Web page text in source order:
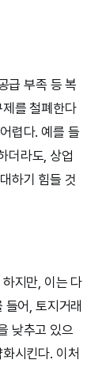
급 부족 등 복
를 철폐한다
렵다. 예를 들
더라도, 상업
하기 힘들 것
지만, 이는 다
어, 토지거래
낮추고 있으
시킨다. 이처